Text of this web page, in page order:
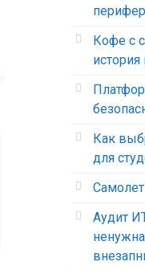
Кофе с
Как
для
Аудит